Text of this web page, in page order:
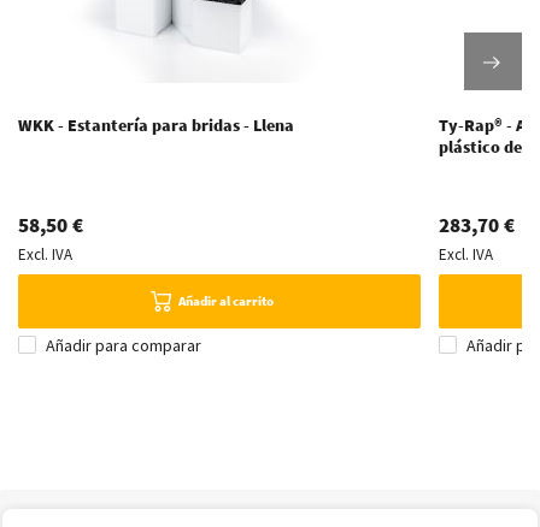
WKK - Estantería para bridas - Llena
58,50 €
Excl. IVA
Añadir al carrito
Añadir para comparar
Ty-Rap® -
plástico de
283,70 €
Excl. IVA
Añadir